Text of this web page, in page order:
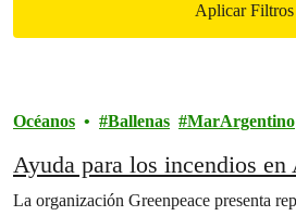
Aplicar Filtros
Océanos Ballenas MarArgentino
Ayuda para los incendios en
La organización Greenpeace presenta